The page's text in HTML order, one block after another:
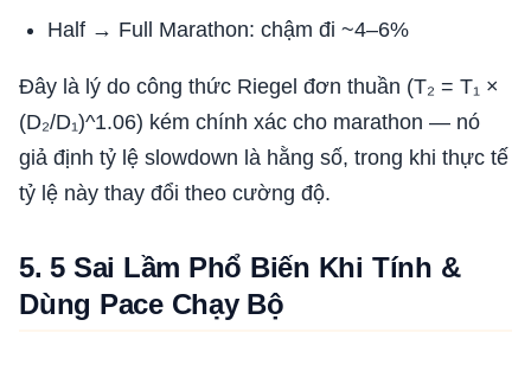
Half → Full Marathon: chậm đi ~4–6%
Đây là lý do công thức Riegel đơn thuần (T₂ = T₁ ×
(D₂/D₁)^1.06) kém chính xác cho marathon — nó
giả định tỷ lệ slowdown là hằng số, trong khi thực tế
tỷ lệ này thay đổi theo cường độ.
5. 5 Sai Lầm Phổ Biến Khi Tính &
Dùng Pace Chạy Bộ